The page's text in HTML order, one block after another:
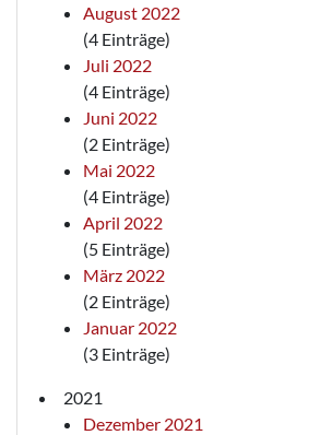
August 2022
(4 Einträge)
Juli 2022
(4 Einträge)
Juni 2022
(2 Einträge)
Mai 2022
(4 Einträge)
April 2022
(5 Einträge)
März 2022
(2 Einträge)
Januar 2022
(3 Einträge)
2021
Dezember 2021